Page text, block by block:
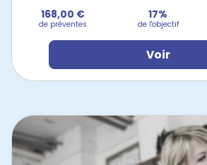
168,00 €
de préventes
17%
de l'objectif
Voir